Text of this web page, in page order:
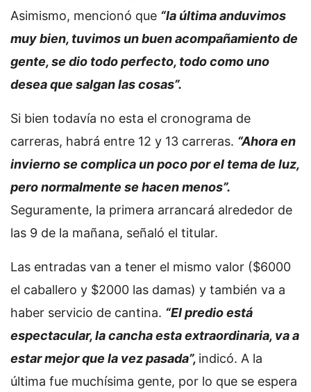
Asimismo, mencionó que “la última anduvimos
muy bien, tuvimos un buen acompañamiento de
gente, se dio todo perfecto, todo como uno
desea que salgan las cosas”.
Si bien todavía no esta el cronograma de
carreras, habrá entre 12 y 13 carreras. “Ahora en
invierno se complica un poco por el tema de luz,
pero normalmente se hacen menos”.
Seguramente, la primera arrancará alrededor de
las 9 de la mañana, señaló el titular.
Las entradas van a tener el mismo valor ($6000
el caballero y $2000 las damas) y también va a
haber servicio de cantina. “El predio está
espectacular, la cancha esta extraordinaria, va a
estar mejor que la vez pasada”, indicó. A la
última fue muchísima gente, por lo que se espera